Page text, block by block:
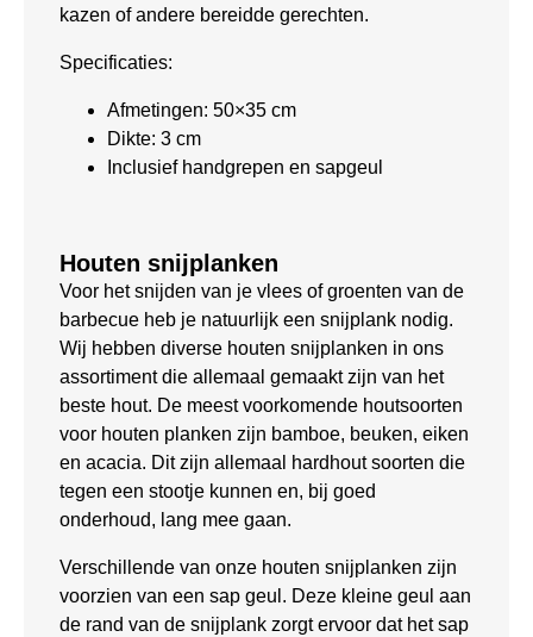
kazen of andere bereidde gerechten.
Specificaties:
Afmetingen: 50×35 cm
Dikte: 3 cm
Inclusief handgrepen en sapgeul
Houten snijplanken
Voor het snijden van je vlees of groenten van de
barbecue heb je natuurlijk een snijplank nodig.
Wij hebben diverse houten snijplanken in ons
assortiment die allemaal gemaakt zijn van het
beste hout. De meest voorkomende houtsoorten
voor houten planken zijn bamboe, beuken, eiken
en acacia. Dit zijn allemaal hardhout soorten die
tegen een stootje kunnen en, bij goed
onderhoud, lang mee gaan.
Verschillende van onze houten snijplanken zijn
voorzien van een sap geul. Deze kleine geul aan
de rand van de snijplank zorgt ervoor dat het sap